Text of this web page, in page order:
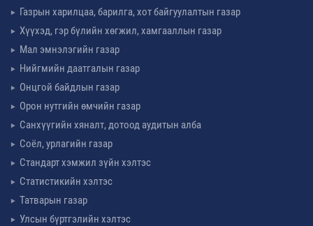
Газрын харилцаа, барилга, хот байгуулалтын газар
Хүүхэд, гэр бүлийн хөгжил, хамгааллын газар
Мал эмнэлэгийн газар
Нийгмийн даатгалын газар
Онцгой байдлын газар
Орон нутгийн өмчийн газар
Санхүүгийн хяналт, дотоод аудитын алба
Соёл, урлагийн газар
Стандарт хэмжил зүйн хэлтэс
Статистикийн хэлтэс
Татварын газар
Улсын бүртгэлийн хэлтэс